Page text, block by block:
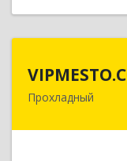
Прохладный